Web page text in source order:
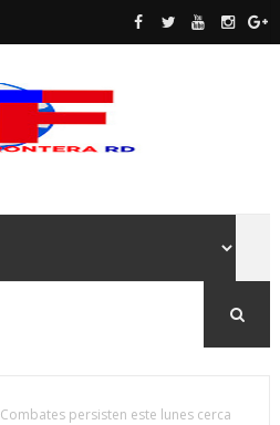
Combates persisten este lunes cerca